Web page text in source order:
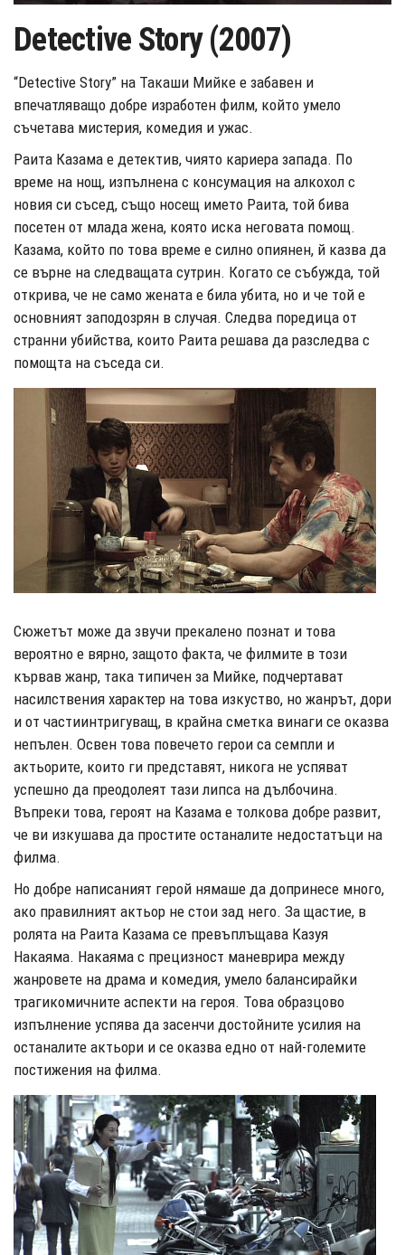
Detective Story (2007)
“Detective Story” на Такаши Мийке е забавен и
впечатляващо добре изработен филм, който умело
съчетава мистерия, комедия и ужас.
Раита Казама е детектив, чиято кариера запада. По
време на нощ, изпълнена с консумация на алкохол с
новия си съсед, също носещ името Раита, той бива
посетен от млада жена, която иска неговата помощ.
Казама, който по това време е силно опиянен, й казва да
се върне на следващата сутрин. Когато се събужда, той
открива, че не само жената е била убита, но и че той е
основният заподозрян в случая. Следва поредица от
странни убийства, които Раита решава да разследва с
помощта на съседа си.
Сюжетът може да звучи прекалено познат и това
вероятно е вярно, защото факта, че филмите в този
кървав жанр, така типичен за Мийке, подчертават
насилствения характер на това изкуство, но жанрът, дори
и от частиинтригуващ, в крайна сметка винаги се оказва
непълен. Освен това повечето герои са семпли и
актьорите, които ги представят, никога не успяват
успешно да преодолеят тази липса на дълбочина.
Въпреки това, героят на Казама е толкова добре развит,
че ви изкушава да простите останалите недостатъци на
филма.
Но добре написаният герой нямаше да допринесе много,
ако правилният актьор не стои зад него. За щастие, в
ролята на Раита Казама се превъплъщава Казуя
Накаяма. Накаяма с прецизност маневрира между
жанровете на драма и комедия, умело балансирайки
трагикомичните аспекти на героя. Това образцово
изпълнение успява да засенчи достойните усилия на
останалите актьори и се оказва едно от най-големите
постижения на филма.